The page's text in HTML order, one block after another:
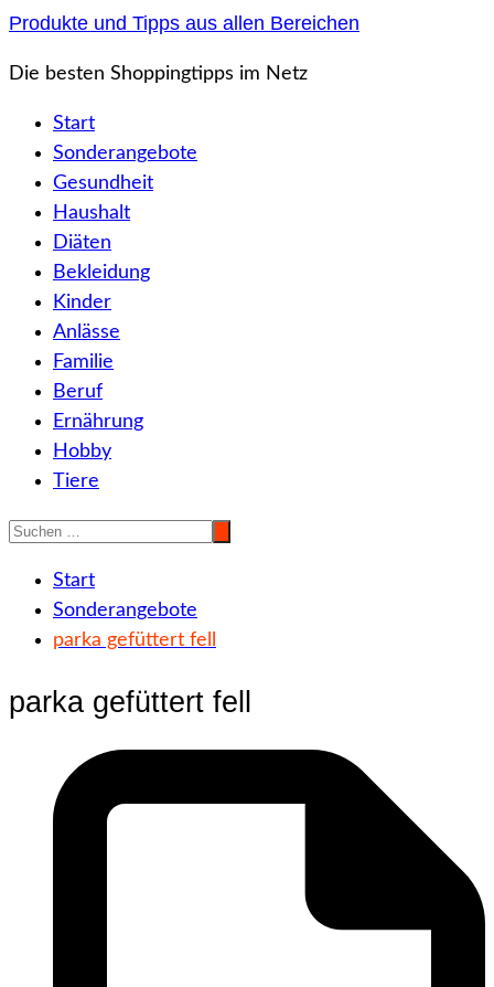
Zum
springen
Produkte und Tipps aus allen Bereichen
Die besten Shoppingtipps im Netz
Start
Sonderangebote
Gesundheit
Haushalt
Diäten
Bekleidung
Kinder
Anlässe
Familie
Beruf
Ernährung
Hobby
Tiere
Start
Sonderangebote
parka gefüttert fell
parka gefüttert fell